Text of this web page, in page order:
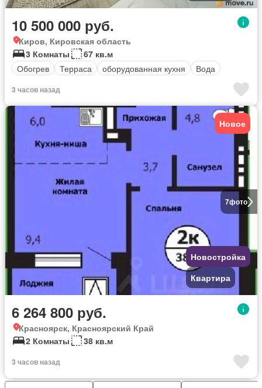
10 500 000 руб.
Киров, Кировская область
3 Комнаты
67 кв.м
Обогрев
Терраса оборудованная кухня Вода
3 часов назад
7фото
Новое
Новостройка
Квартира
6 264 800 руб.
Красноярск, Красноярский Край
2 Комнаты
38 кв.м
3 часов назад